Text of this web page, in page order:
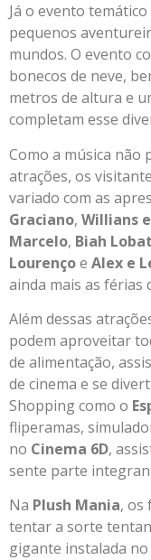
Já o evento temático
pequenos
mundos. O evento
bonecos de neve,
metros de altura e
completam esse
Como a música não
atrações, os
variado com as
Graciano, Willians
Marcelo, Biah
Lourençoe Alex e
ainda mais as férias
Além dessas
podem aproveitar
de alimentação,
de cinema e se
Shopping como o
fliperamas,
no Cinema 6D,
sente parte
Na Plush Mania, os
tentar a sorte
gigante instalada